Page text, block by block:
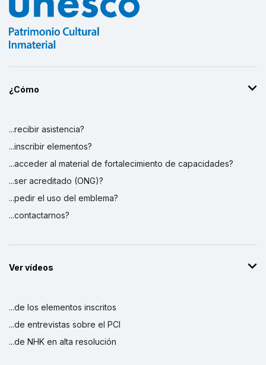
¿Cómo
...recibir asistencia?
...inscribir elementos?
...acceder al material de fortalecimiento de capacidades?
...ser acreditado (ONG)?
...pedir el uso del emblema?
...contactarnos?
Ver vídeos
...de los elementos inscritos
...de entrevistas sobre el PCI
...de NHK en alta resolución